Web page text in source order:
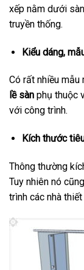
xếp nằm dưới
truyền thống.
Kiểu dáng,
Có rất nhiều mẫu
lề sàn phụ thuộc
với công trình.
Kích thước
Thông thường
Tuy nhiên nó
trình các nhà